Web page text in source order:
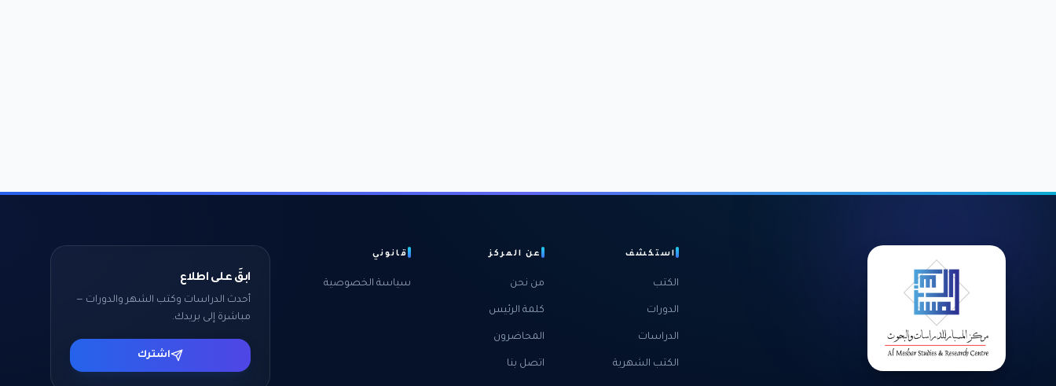
استكشف
الكتب
الدورات
الدراسات
الكتب الشهرية
عن المركز
من نحن
كلمة الرئيس
المحاضرون
اتصل بنا
قانوني
سياسة الخصوصية
ابقَ على اطلاع
أحدث الدراسات وكتب الشهر والدورات —
مباشرة إلى بريدك.
اشترك